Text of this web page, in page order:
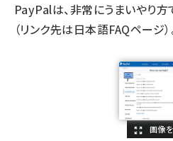
PayPalは、非常にうまいやり方
（リンク先は日本語FAQページ）